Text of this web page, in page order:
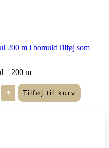
Tilføj som
– 200 m
+ Tilføj til kurv